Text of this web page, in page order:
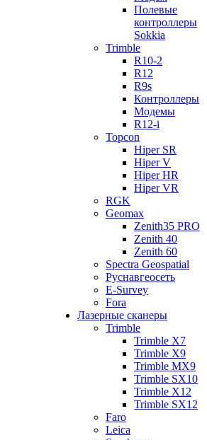
Полевые
контроллеры
Sokkia
Trimble
R10-2
R12
R9s
Контроллеры
Модемы
R12-i
Topcon
Hiper SR
Hiper V
Hiper HR
Hiper VR
RGK
Geomax
Zenith35 PRO
Zenith 40
Zenith 60
Spectra Geospatial
Руснавгеосеть
E-Survey
Fora
Лазерные сканеры
Trimble
Trimble X7
Trimble X9
Trimble MX9
Trimble SX10
Trimble X12
Trimble SX12
Faro
Leica